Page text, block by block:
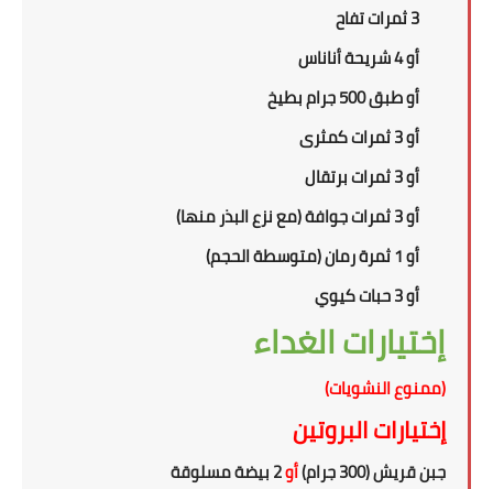
3 ثمرات تفاح
أو 4 شريحة أناناس
أو طبق 500 جرام بطيخ
أو 3 ثمرات كمثرى
أو 3 ثمرات برتقال
أو 3 ثمرات جوافة (مع نزع البذر منها)
أو 1 ثمرة رمان (متوسطة الحجم)
أو 3 حبات كيوي
إختيارات الغداء
(ممنوع النشويات)
إختيارات البروتين
جبن قريش (300 جرام) أو